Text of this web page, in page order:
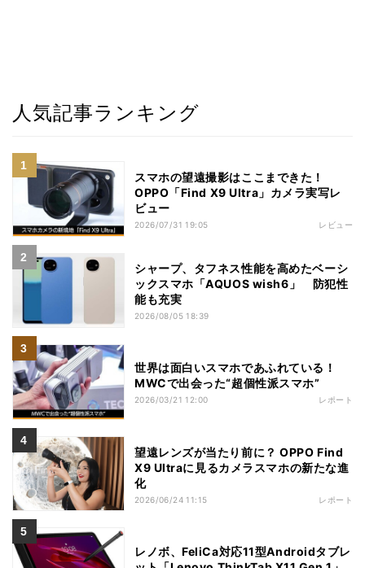
人気記事ランキング
スマホの望遠撮影はここまできた！
OPPO「Find X9 Ultra」カメラ実写レ
ビュー
2026/07/31 19:05 レビュー
シャープ、タフネス性能を高めたベーシ
ックスマホ「AQUOS wish6」 防犯性
能も充実
2026/08/05 18:39
世界は面白いスマホであふれている！
MWCで出会った“超個性派スマホ”
2026/03/21 12:00 レポート
望遠レンズが当たり前に？ OPPO Find
X9 Ultraに見るカメラスマホの新たな進
化
2026/06/24 11:15 レポート
レノボ、FeliCa対応11型Androidタブレ